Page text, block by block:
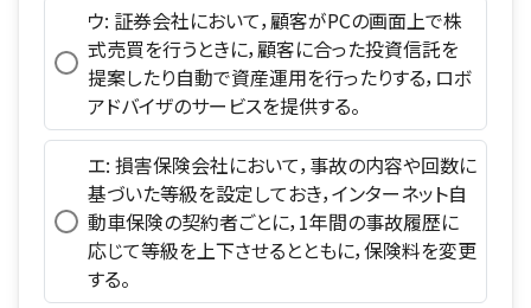
ウ: 証券会社において，顧客がPCの画面上で株
式売買を行うときに，顧客に合った投資信託を
提案したり自動で資産運用を行ったりする，ロボ
アドバイザのサービスを提供する。
エ: 損害保険会社において，事故の内容や回数に
基づいた等級を設定しておき，インターネット自
動車保険の契約者ごとに，1年間の事故履歴に
応じて等級を上下させるとともに，保険料を変更
する。